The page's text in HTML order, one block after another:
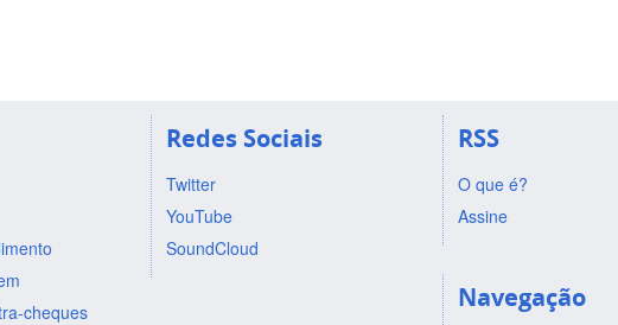
cheques
Redes Sociais
Twitter
YouTube
SoundCloud
RSS
O que é?
Assine
Navegação